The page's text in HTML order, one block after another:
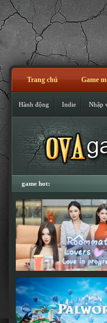
Trang chủ Game
Hành động Indie Nhập
game hot: